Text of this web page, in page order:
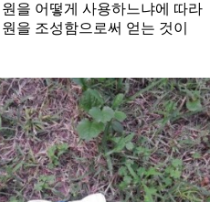
을 어떻게 사용하느냐에 따라
을 조성함으로써 얻는 것이